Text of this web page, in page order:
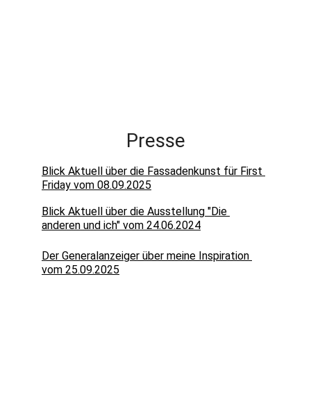
Blick Aktuell über die Fassadenkunst für First
Friday vom 08.09.2025
Presse
Blick Aktuell über die Ausstellung "Die
anderen und ich" vom 24.06.2024
Der Generalanzeiger über meine Inspiration
vom 25.09.2025